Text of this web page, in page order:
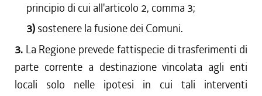
principio di cui all'articolo 2, comma 3;
3) sostenere la fusione dei Comuni.
3. La Regione prevede fattispecie di trasferimenti di
parte corrente a destinazione vincolata agli enti
locali solo nelle ipotesi in cui tali interventi